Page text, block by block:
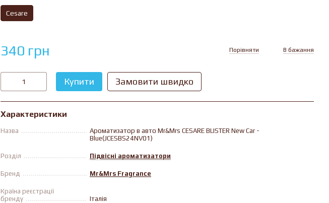
Cesare
340 грн Порівняти В бажання
Купити Замовити швидко
Характеристики
Назва
Ароматизатор в авто Mr&Mrs CESARE BLISTER New Car -
Blue(JCESBS24NV01)
Розділ Підвісні ароматизатори
Бренд Mr&Mrs Fragrance
Країна реєстрації
бренду
Італія